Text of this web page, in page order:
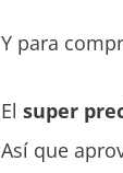
Y para
El super
Así que